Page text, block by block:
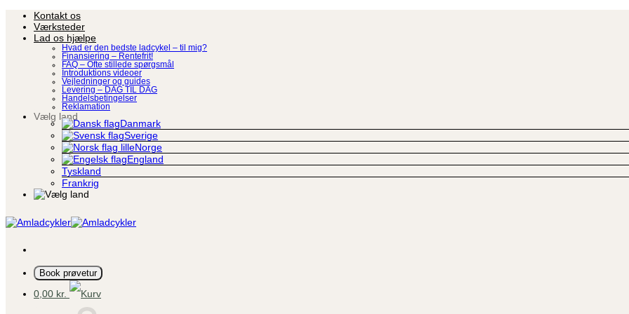
Fortsæt
indhold
Kontakt os
Værksteder
Lad os hjælpe
Hvad er den bedste ladcykel – til mig?
Finansiering – Rentefrit!
FAQ – Ofte stillede spørgsmål
Introduktions videoer
Vejledninger og guides
Levering – DAG TIL DAG
Handelsbetingelser
Reklamation
Vælg land
Danmark
Sverige
Norge
England
Tyskland
Frankrig
Book prøvetur
0,00 kr.